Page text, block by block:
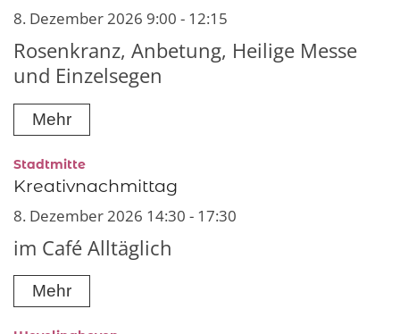
8. Dezember 2026 9:00 - 12:15
Rosenkranz, Anbetung, Heilige Messe
und Einzelsegen
Mehr
Stadtmitte:
Kreativnachmittag
8. Dezember 2026 14:30 - 17:30
im Café Alltäglich
Mehr